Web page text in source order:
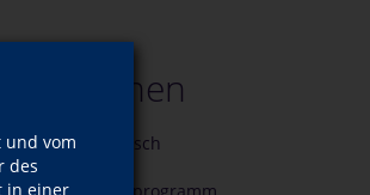
und vom
des
in einer
Sprachen
Englisch